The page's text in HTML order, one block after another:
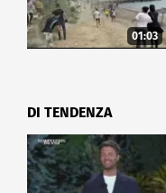
01:03
DI TENDENZA